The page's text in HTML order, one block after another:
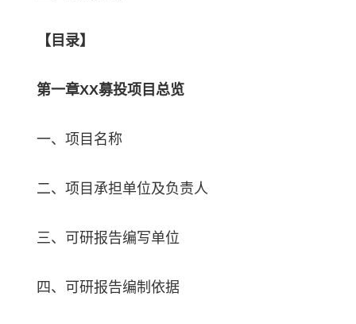
【目录】
第一章XX募投项目总览
一、项目名称
二、项目承担单位及负责人
三、可研报告编写单位
四、可研报告编制依据